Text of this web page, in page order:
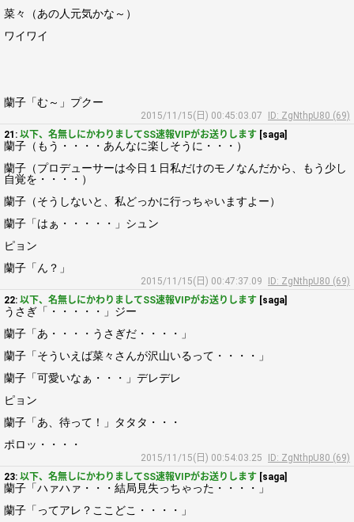
菜々（あの人元気かな～）
ワイワイ
蘭子「む～」プクー
2015/11/15(日) 00:45:03.07
ID: ZgNthpU80 (69)
21: 以下、名無しにかわりましてSS速報VIPがお送りします [saga]
蘭子（もう・・・・あんなに楽しそうに・・・）
蘭子（プロデューサーは今日１日私だけのモノなんだから、もう少し
自覚を・・・・）
蘭子（そうしないと、私どっかに行っちゃいますよー）
蘭子「はぁ・・・・・」シュン
ピョン
蘭子「ん？」
2015/11/15(日) 00:47:37.09
ID: ZgNthpU80 (69)
22: 以下、名無しにかわりましてSS速報VIPがお送りします [saga]
うさぎ「・・・・・」ジー
蘭子「あ・・・・うさぎだ・・・・」
蘭子「そういえば菜々さんが沢山いるって・・・・」
蘭子「可愛いなぁ・・・」デレデレ
ピョン
蘭子「あ、待って！」タタタ・・・
ポロッ・・・・
2015/11/15(日) 00:54:03.25
ID: ZgNthpU80 (69)
23: 以下、名無しにかわりましてSS速報VIPがお送りします [saga]
蘭子「ハァハァ・・・結局見失っちゃった・・・・」
蘭子「ってアレ？ここどこ・・・・」